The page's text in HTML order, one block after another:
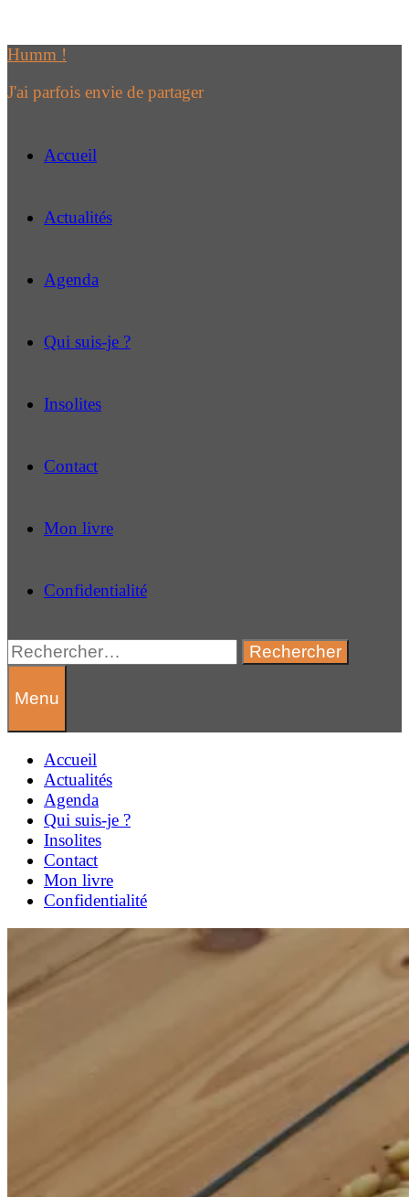
contenu
Humm !
J'ai parfois envie de partager
Accueil
Actualités
Agenda
Qui suis-je ?
Insolites
Contact
Mon livre
Confidentialité
Rechercher :
Menu
Accueil
Actualités
Agenda
Qui suis-je ?
Insolites
Contact
Mon livre
Confidentialité